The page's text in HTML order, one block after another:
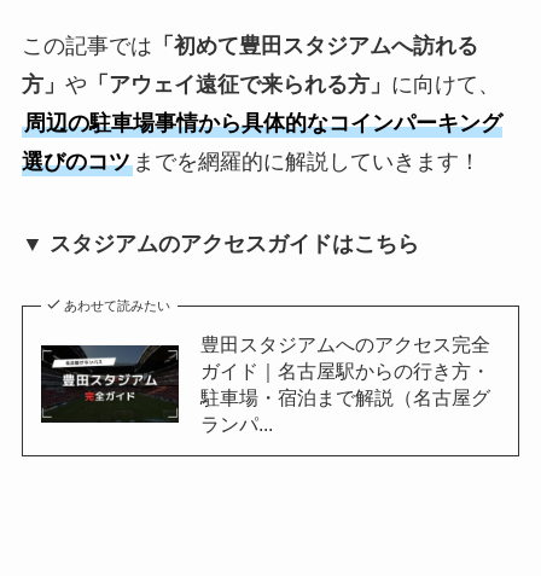
この記事では 「初めて豊田スタジアムへ訪れる
方」 や 「アウェイ遠征で来られる方」 に向けて、
周辺の駐車場事情から具体的なコインパーキング
選びのコツまでを網羅的に解説していきます！
▼ スタジアムのアクセスガイドはこちら
あわせて読みたい
豊田スタジアムへのアクセス完全
ガイド｜名古屋駅からの行き方・
駐車場・宿泊まで解説（名古屋グ
ランパ...